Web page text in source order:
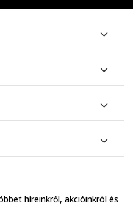
híreinkről, akcióinkról és